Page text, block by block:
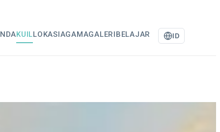
KUILLOKASIAGAMAGALERIBELAJAR ID